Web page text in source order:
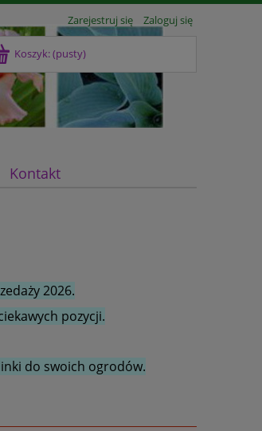
Zarejestruj się Zaloguj się
Koszyk:(pusty)
Kontakt
2026.
pozycji.
do swoich ogrodów.